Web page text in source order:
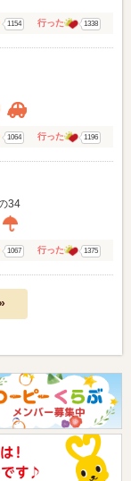
1154 行った 1338
1064 行った 1196
34
1067 行った 1375